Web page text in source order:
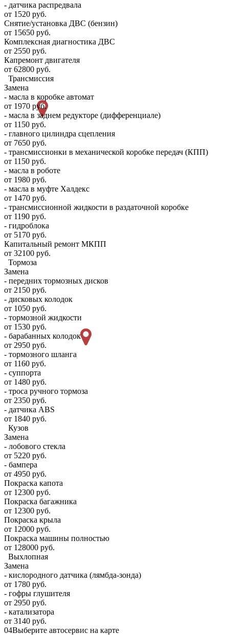
- датчика распредвала
от 1520 руб.
Снятие/установка ДВС (бензин)
от 15650 руб.
Комплексная диагностика ДВС
от 2550 руб.
Капремонт двигателя
от 62800 руб.
Трансмиссия
Замена
- масла в коробке автомат
от 1970 руб.
- масла в заднем редукторе (дифференциале)
от 1150 руб.
- главного цилиндра сцепления
от 7650 руб.
- трансмиссионки в механической коробке передач (КПП)
от 1150 руб.
- масла в роботе
от 1980 руб.
- масла в муфте Халдекс
от 1470 руб.
- трансмиссионной жидкости в раздаточной коробке
от 1190 руб.
- гидроблока
от 5170 руб.
Капитальный ремонт МКПП
от 32100 руб.
Тормоза
Замена
- передних тормозных дисков
от 2150 руб.
- дисковых колодок
от 1050 руб.
- тормозной жидкости
от 1530 руб.
- барабанных колодок
от 2950 руб.
- тормозного шланга
от 1160 руб.
- суппорта
от 1480 руб.
- троса ручного тормоза
от 2350 руб.
- датчика ABS
от 1840 руб.
Кузов
Замена
- лобового стекла
от 5220 руб.
- бампера
от 4950 руб.
Покраска капота
от 12300 руб.
Покраска багажника
от 12300 руб.
Покраска крыла
от 12000 руб.
Покраска машины полностью
от 128000 руб.
Выхлопная
Замена
- кислородного датчика (лямбда-зонда)
от 1780 руб.
- гофры глушителя
от 2950 руб.
- катализатора
от 3140 руб.
04Выберите автосервис на карте